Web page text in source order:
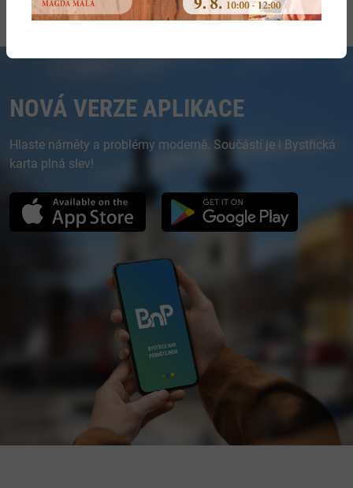
Příloha č. 4
NOVÁ VERZE APLIKACE
Hlaste náměty a problémy moderně. Součástí je i Bystřická
karta plná slev!